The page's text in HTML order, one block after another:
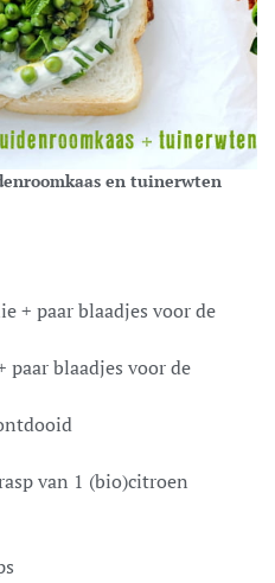
en tuinerwten
+ paar blaadjes voor de
paar blaadjes voor de
van 1 (bio)citroen